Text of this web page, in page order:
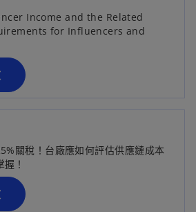
Income and the Related
for Influencers and
關稅！台廠應如何評估供應鏈成本
！